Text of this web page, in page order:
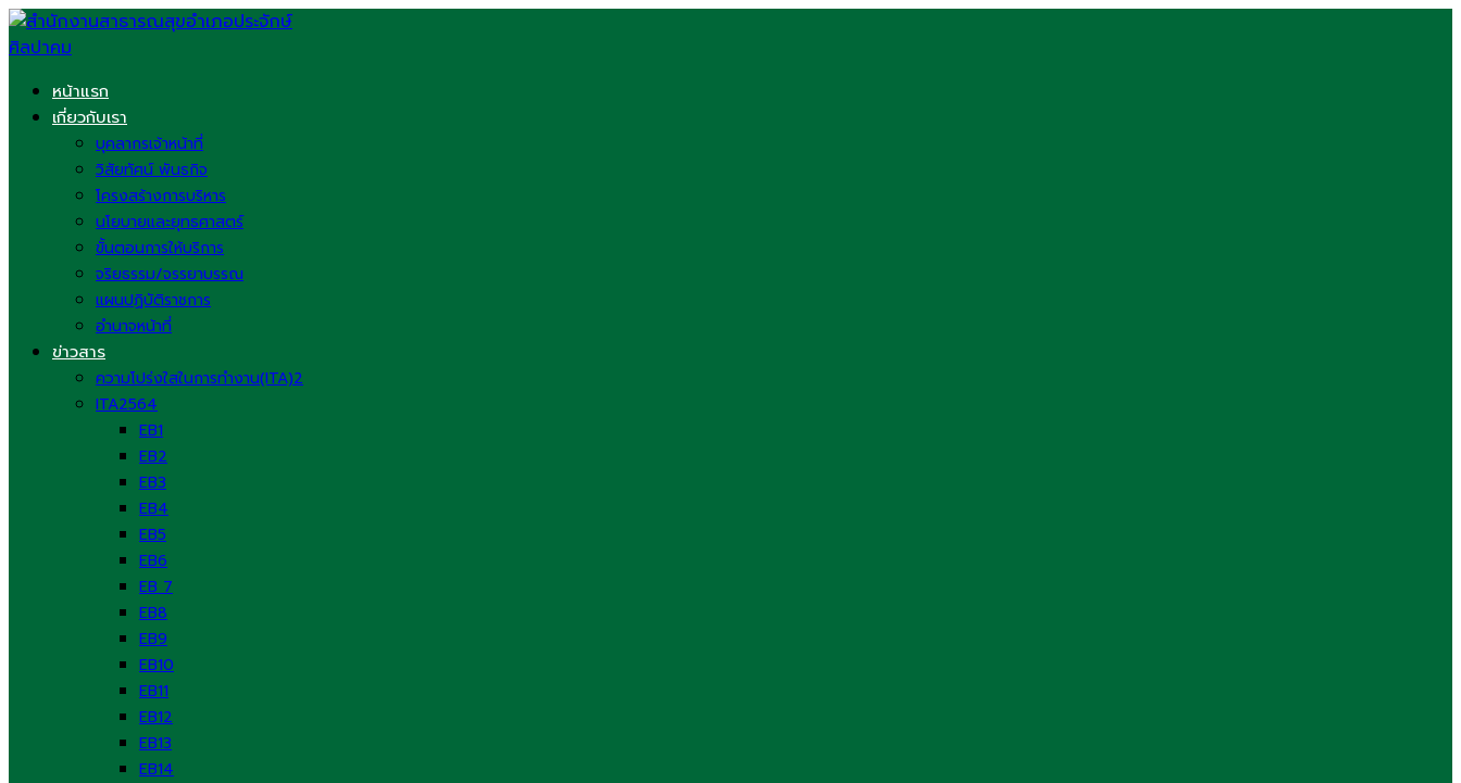
Skip
to
หน้าแรก
เกี่ยวกับเรา
บุคลากรเจ้าหน้าที่
วิสัยทัศน์ พันธกิจ
โครงสร้างการบริหาร
นโยบายและยุทธศาสตร์
ขั้นตอนการให้บริการ
จริยธรรม/จรรยาบรรณ
แผนปฏิบัติราชการ
อำนาจหน้าที่
ข่าวสาร
ความโปร่งใสในการทำงาน(ITA)2
ITA2564
EB1
EB2
EB3
EB4
EB5
EB6
EB 7
EB8
EB9
EB10
EB11
EB12
EB13
EB14